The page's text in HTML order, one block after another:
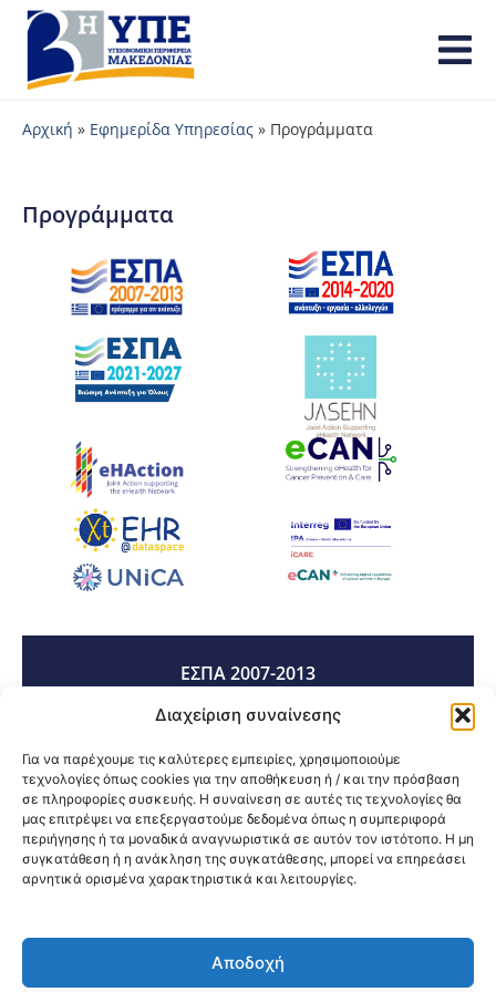
Διαχείριση συναίνεσης
Για να παρέχουμε τις καλύτερες εμπειρίες, χρησιμοποιούμε
τεχνολογίες όπως cookies για την αποθήκευση ή / και την πρόσβαση
σε πληροφορίες συσκευής. Η συναίνεση σε αυτές τις τεχνολογίες θα
μας επιτρέψει να επεξεργαστούμε δεδομένα όπως η συμπεριφορά
περιήγησης ή τα μοναδικά αναγνωριστικά σε αυτόν τον ιστότοπο. Η μη
συγκατάθεση ή η ανάκληση της συγκατάθεσης, μπορεί να επηρεάσει
αρνητικά ορισμένα χαρακτηριστικά και λειτουργίες.
Αποδοχή
Αρχική » Εφημερίδα Υπηρεσίας » Προγράμματα
Προγράμματα
ΕΣΠΑ 2007-2013
ΕΣΠΑ 2014-2020
ΕΣΠΑ 2021-2027
@2026 3ype.gr All rights reserved